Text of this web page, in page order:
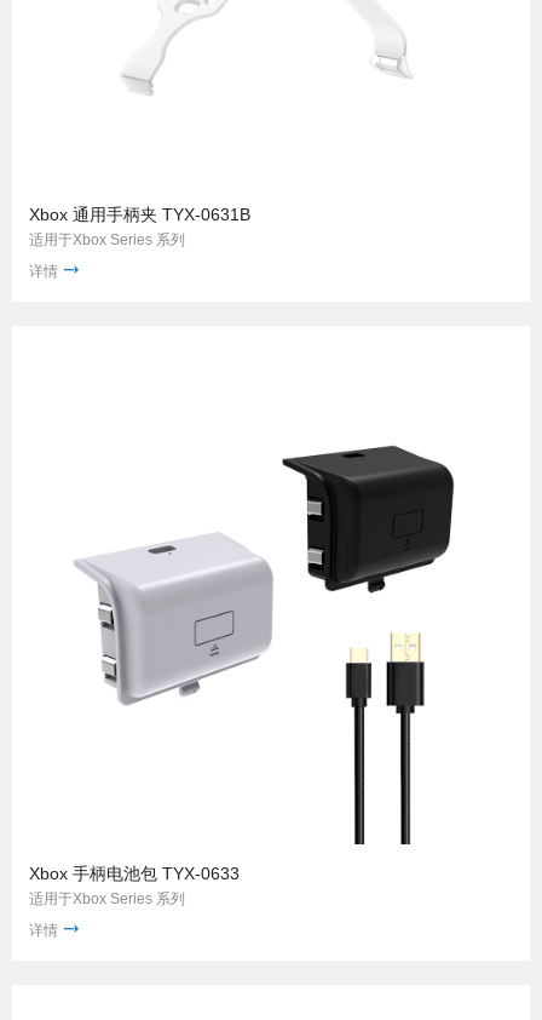
Xbox 通用手柄夹 TYX-0631B
适用于Xbox Series 系列
详情
Xbox 手柄电池包 TYX-0633
适用于Xbox Series 系列
详情